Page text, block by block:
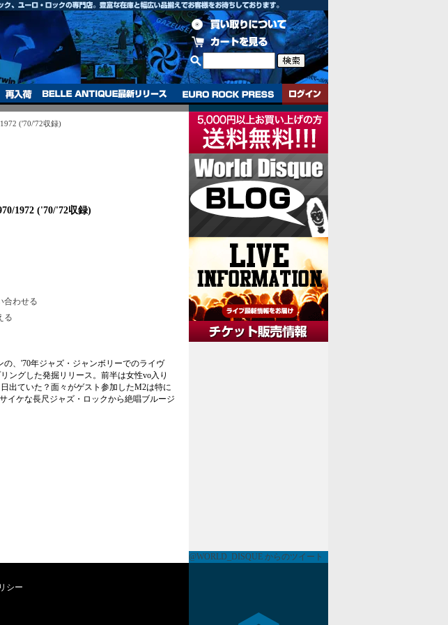
('70/'72収録)
1972 ('70/'72収録)
合わせる
る
の、'70年ジャズ・ジャンボリーでのライヴ
ングした発掘リリース。前半は女性vo入り
出ていた？面々がゲスト参加したM2は特に
イケな長尺ジャズ・ロックから絶唱ブルージ
@WORLD_DISQUE からのツイート
シー